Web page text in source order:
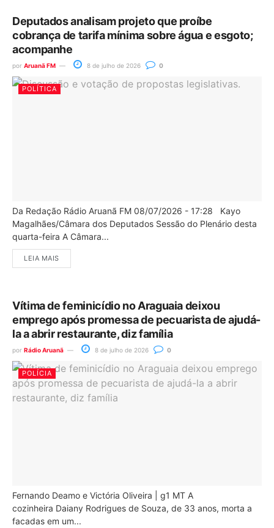
Deputados analisam projeto que proíbe
cobrança de tarifa mínima sobre água e esgoto;
acompanhe
por Aruanã FM 8 de julho de 2026 0
POLÍTICA
Da Redação Rádio Aruanã FM 08/07/2026 - 17:28 Kayo
Magalhães/Câmara dos Deputados Sessão do Plenário desta
quarta-feira A Câmara...
LEIA MAIS
Vítima de feminicídio no Araguaia deixou
emprego após promessa de pecuarista de ajudá-
la a abrir restaurante, diz família
por Rádio Aruanã 8 de julho de 2026 0
POLÍCIA
Fernando Deamo e Victória Oliveira | g1 MT A
cozinheira Daiany Rodrigues de Souza, de 33 anos, morta a
facadas em um...